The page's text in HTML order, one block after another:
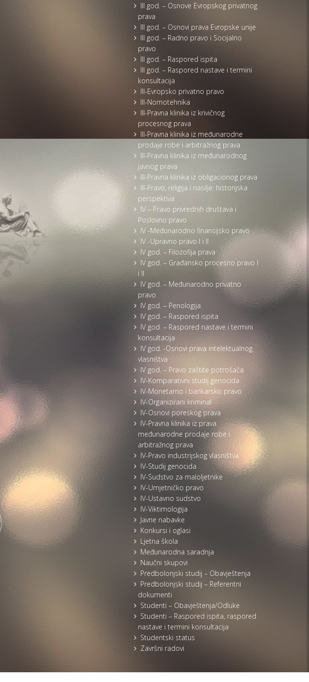
III god. – Osnove Evropskog privatnog
prava
III god. – Osnovi prava Evropske unije
III god. – Radno pravo i Socijalno
pravo
III god. – Raspored ispita
III god. – Raspored nastave i termini
konsultacija
III-Evropsko privatno pravo
III-Nomotehnika
III-Pravna klinika iz krivičnog
procesnog prava
III-Pravna klinika iz međunarodne
prodaje robe i arbitražnog prava
III-Pravna klinika iz međunarodnog
javnog prava
III-Pravna klinika iz obligacionog prava
III-Pravo, religija i nasilje: historijska
perspektiva
IV – Pravo privrednih društava i
Poslovno pravo
IV -Međunarodno finansijsko pravo
IV -Upravno pravo I i II
IV god. – Filozofija prava
IV god. – Građansko procesno pravo I
i II
IV god. – Međunarodno privatno
pravo
IV god. – Penologija
IV god. – Raspored ispita
IV god. – Raspored nastave i termini
konsultacija
IV god. -Osnovi prava intelektualnog
vlasništva
IV god. – Pravo zaštite potrošača
IV-Komparativni studij genocida
IV-Monetarno i bankarsko pravo
IV-Organizirani kriminal
IV-Osnovi poreskog prava
IV-Pravna klinika iz prava
međunarodne prodaje robe i
arbitražnog prava
IV-Pravo industrijskog vlasništva
IV-Studij genocida
IV-Sudstvo za maloljetnike
IV-Umjetničko pravo
IV-Ustavno sudstvo
IV-Viktimologija
Javne nabavke
Konkursi i oglasi
Ljetna škola
Međunarodna saradnja
Naučni skupovi
Predbolonjski studij – Obavještenja
Predbolonjski studij – Referentni
dokumenti
Studenti – Obavještenja/Odluke
Studenti – Raspored ispita, raspored
nastave i termini konsultacija
Studentski status
Završni radovi